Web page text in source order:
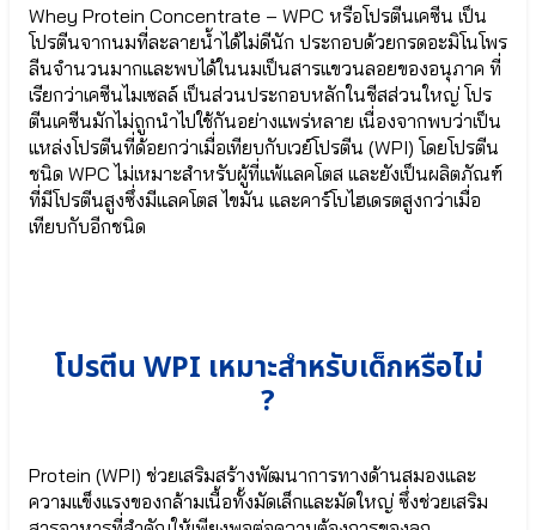
Plantarum
● โพรไบโอติก
Lactobacillus
Gasseri
● กรดอะมิโน
จากธรรมชาติ
SunTheanine
Multi-
IMMU
24/24+
● ปกป้องลำไส้
Bifidobacterium
infantis
9+
●
ธาตุ
เหล็ก
SunActive®
Fe
●
ดี
เอ
ชเอ
(DHA)
คา
เซอิ
เกราะ
ป้องกัน
สุขภาพ
Whey Protein Concentrate – WPC หรือโปรตีนเคซีน เป็น
โปรตีนจากนมที่ละลายน้ำได้ไม่ดีนัก ประกอบด้วยกรดอะมิโนโพร
ลีนจำนวนมากและพบได้ในนมเป็นสารแขวนลอยของอนุภาค ที่
เรียกว่าเคซีนไมเซลล์ เป็นส่วนประกอบหลักในชีสส่วนใหญ่ โปร
ตีนเคซีนมักไม่ถูกนำไปใช้กันอย่างแพร่หลาย เนื่องจากพบว่าเป็น
แหล่งโปรตีนที่ด้อยกว่าเมื่อเทียบกับเวย์โปรตีน (WPI) โดยโปรตีน
ชนิด WPC ไม่เหมาะสำหรับผู้ที่แพ้แลคโตส และยังเป็นผลิตภัณฑ์
ที่มีโปรตีนสูงซึ่งมีแลคโตส ไขมัน และคาร์โบไฮเดรตสูงกว่าเมื่อ
เทียบกับอีกชนิด
โปรตีน WPI เหมาะสำหรับเด็กหรือไม่
?
Protein (WPI) ช่วยเสริมสร้างพัฒนาการทางด้านสมองและ
ความแข็งแรงของกล้ามเนื้อทั้งมัดเล็กและมัดใหญ่ ซึ่งช่วยเสริม